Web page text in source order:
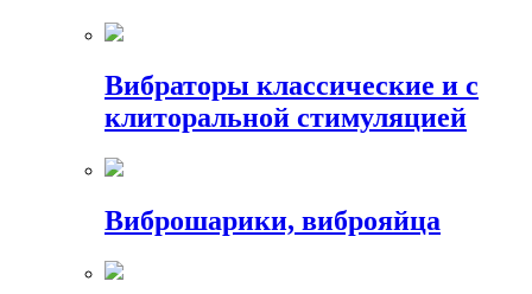
Вибраторы классические и с
клиторальной стимуляцией
Виброшарики, виброяйца